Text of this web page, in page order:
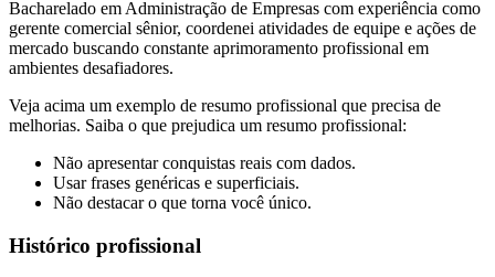
Bacharelado em Administração de Empresas com experiência como
gerente comercial sênior, coordenei atividades de equipe e ações de
mercado buscando constante aprimoramento profissional em
ambientes desafiadores.
Veja acima um exemplo de resumo profissional que precisa de
melhorias. Saiba o que prejudica um resumo profissional:
Não apresentar conquistas reais com dados.
Usar frases genéricas e superficiais.
Não destacar o que torna você único.
Histórico profissional